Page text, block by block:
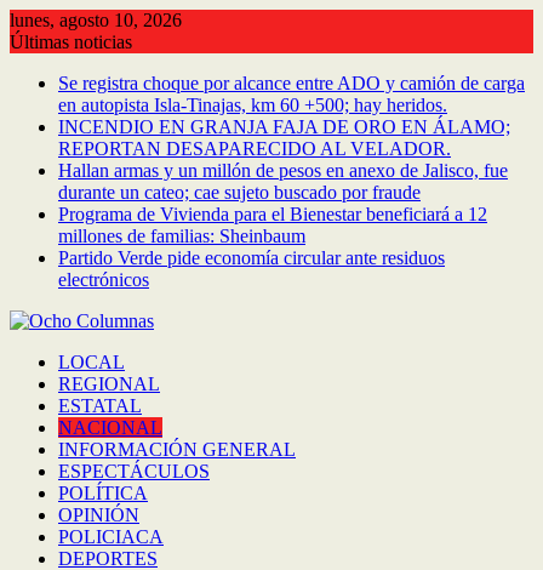
Saltar
al
lunes, agosto 10, 2026
Últimas noticias
Se registra choque por alcance entre ADO y camión de carga
en autopista Isla-Tinajas, km 60 +500; hay heridos.
INCENDIO EN GRANJA FAJA DE ORO EN ÁLAMO;
REPORTAN DESAPARECIDO AL VELADOR.
Hallan armas y un millón de pesos en anexo de Jalisco, fue
durante un cateo; cae sujeto buscado por fraude
Programa de Vivienda para el Bienestar beneficiará a 12
millones de familias: Sheinbaum
Partido Verde pide economía circular ante residuos
electrónicos
LOCAL
REGIONAL
ESTATAL
NACIONAL
INFORMACIÓN GENERAL
ESPECTÁCULOS
POLÍTICA
OPINIÓN
POLICIACA
DEPORTES